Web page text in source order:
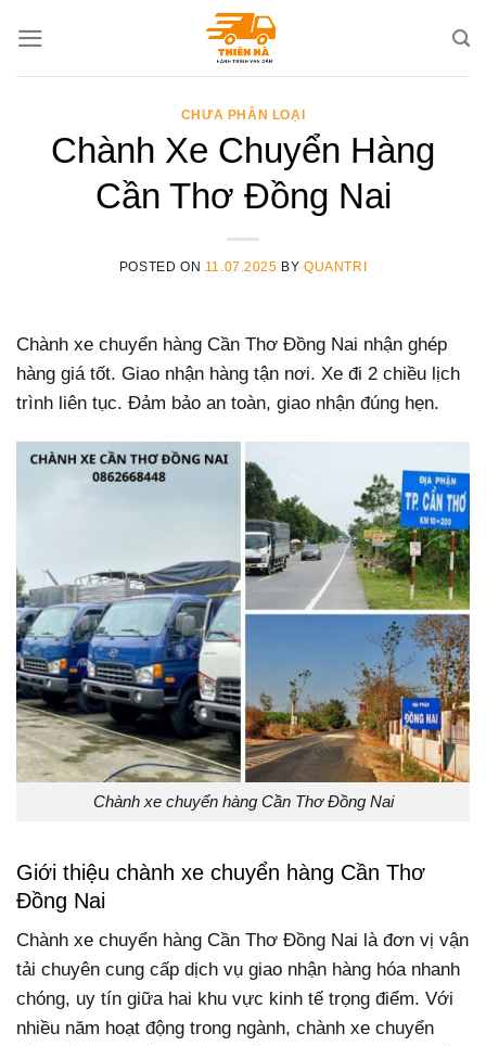
CHƯA PHÂN LOẠI
Chành Xe Chuyển Hàng
Cần Thơ Đồng Nai
POSTED ON 11.07.2025 BYQUANTRI
Chành xe chuyển hàng Cần Thơ Đồng Nai nhận ghép
hàng giá tốt. Giao nhận hàng tận nơi. Xe đi 2 chiều lịch
trình liên tục. Đảm bảo an toàn, giao nhận đúng hẹn.
Chành xe chuyển hàng Cần Thơ Đồng Nai
Giới thiệu chành xe chuyển hàng Cần Thơ
Đồng Nai
Chành xe chuyển hàng Cần Thơ Đồng Nai là đơn vị vận
tải chuyên cung cấp dịch vụ giao nhận hàng hóa nhanh
chóng, uy tín giữa hai khu vực kinh tế trọng điểm. Với
nhiều năm hoạt động trong ngành, chành xe chuyển